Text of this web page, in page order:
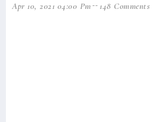
Apr 10, 2021 04:00 Pm 148 Comments